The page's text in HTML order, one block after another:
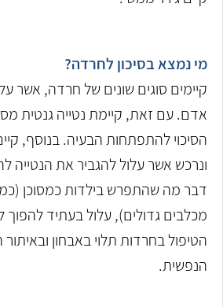
מי נמצא בסיכון לחרדה?
קיימים סוגים שונים של חרדה, אשר
אדם. עם זאת, קיימת נטייה גנטית
הסיכוי להתפתחות הבעיה. בנוסף,
ונרכש אשר עלול להגביר את
דבר מה שהתפרש בילדות כמסוכן
מכלבים גדולים), עלול בעתיד
הטיפול בחרדות תלוי באבחון
הנפשית.